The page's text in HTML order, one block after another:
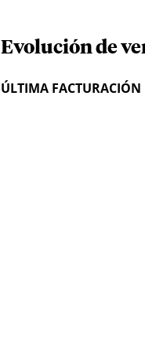
Evolución de
ÚLTIMA FACTURACIÓN